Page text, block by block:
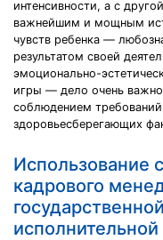
интенсивности, а с
важнейшим и мощным
чувств ребенка —
результатом своей
эмоционально-
игры — дело очень
соблюдением
здоровьесберегающих
Использование
кадрового